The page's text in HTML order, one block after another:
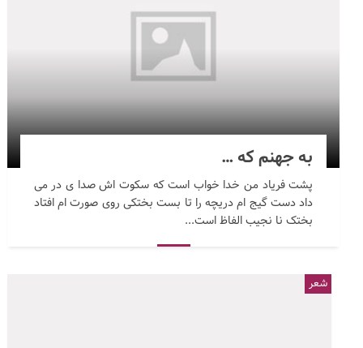
به جهنم که …
پشت فریاد من خدا خواب است که سکوت اش صدا ی در می
داد دست گیج ام دریچه را تا بست بختکی روی صورت ام افتاد
بختک نا نجیب الفاظ است...
شعر